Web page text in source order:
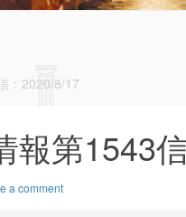
：2020/8/17
報第1543
a comment